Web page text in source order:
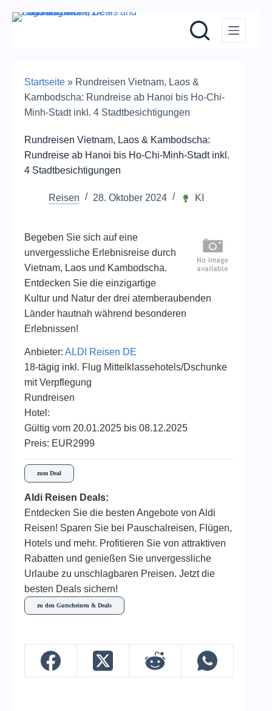
Zum
Startseite » Rundreisen Vietnam, Laos &
Kambodscha: Rundreise ab Hanoi bis Ho-Chi-
Minh-Stadt inkl. 4 Stadtbesichtigungen
Rundreisen Vietnam, Laos & Kambodscha:
Rundreise ab Hanoi bis Ho-Chi-Minh-Stadt inkl.
4 Stadtbesichtigungen
Reisen 28. Oktober 2024 KI
Begeben Sie sich auf eine
unvergessliche Erlebnisreise durch
Vietnam, Laos und Kambodscha.
Entdecken Sie die einzigartige
Kultur und Natur der drei atemberaubenden
Länder hautnah während besonderen
Erlebnissen!
Anbieter: ALDI Reisen DE
18-tägig inkl. Flug Mittelklassehotels/Dschunke
mit Verpflegung
Rundreisen
Hotel:
Gültig vom 20.01.2025 bis 08.12.2025
Preis: EUR2999
zum Deal
Aldi Reisen Deals:
Entdecken Sie die besten Angebote von Aldi
Reisen! Sparen Sie bei Pauschalreisen, Flügen,
Hotels und mehr. Profitieren Sie von attraktiven
Rabatten und genießen Sie unvergessliche
Urlaube zu unschlagbaren Preisen. Jetzt die
besten Deals sichern!
zu den Gutscheinen & Deals